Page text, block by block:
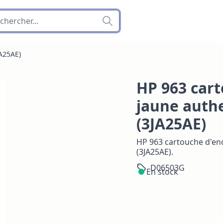
HP 963
jaune
(3JA25AE)
HP 963 cartouche
(3JA25AE).
D06503G
En stock